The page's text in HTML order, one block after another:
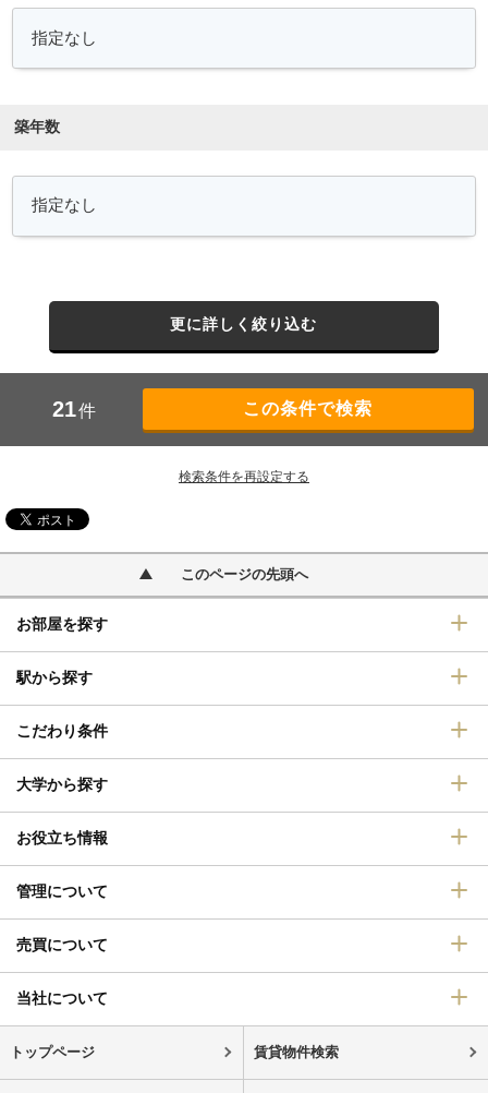
築年数
更に詳しく絞り込む
21件
検索条件を再設定する
このページの先頭へ
お部屋を探す
駅から探す
こだわり条件
大学から探す
お役立ち情報
管理について
売買について
当社について
トップページ 賃貸物件検索